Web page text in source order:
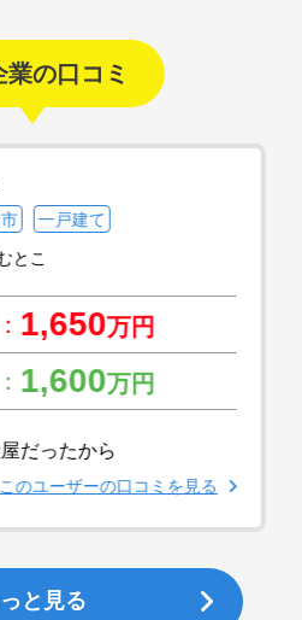
業の口コミ
一戸建て
とこ
1,650万円
1,600万円
だったから
このユーザーの口コミを見る
と見る